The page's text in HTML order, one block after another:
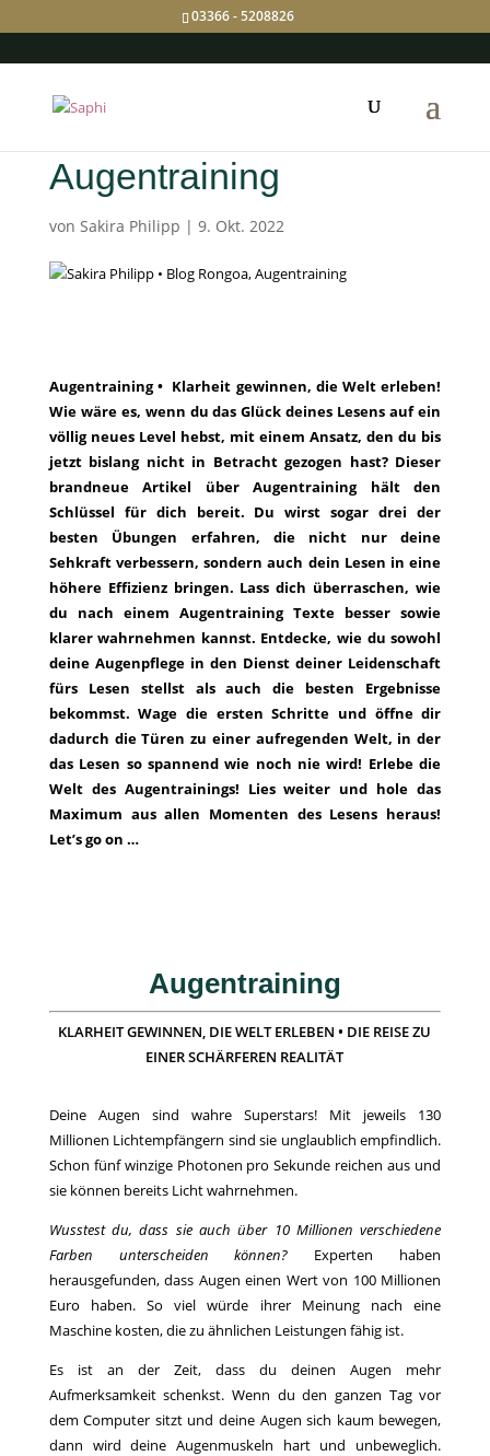
03366 - 5208826
Augentraining
von Sakira Philipp | 9. Okt. 2022
Augentraining • Klarheit gewinnen, die Welt erleben!
Wie wäre es, wenn du das Glück deines Lesens auf ein
völlig neues Level hebst, mit einem Ansatz, den du bis
jetzt bislang nicht in Betracht gezogen hast? Dieser
brandneue Artikel über Augentraining hält den
Schlüssel für dich bereit. Du wirst sogar drei der
besten Übungen erfahren, die nicht nur deine
Sehkraft verbessern, sondern auch dein Lesen in eine
höhere Effizienz bringen. Lass dich überraschen, wie
du nach einem Augentraining Texte besser sowie
klarer wahrnehmen kannst. Entdecke, wie du sowohl
deine Augenpflege in den Dienst deiner Leidenschaft
fürs Lesen stellst als auch die besten Ergebnisse
bekommst. Wage die ersten Schritte und öffne dir
dadurch die Türen zu einer aufregenden Welt, in der
das Lesen so spannend wie noch nie wird! Erlebe die
Welt des Augentrainings! Lies weiter und hole das
Maximum aus allen Momenten des Lesens heraus!
Let’s go on …
Augentraining
KLARHEIT GEWINNEN, DIE WELT ERLEBEN • DIE REISE ZU
EINER SCHÄRFEREN REALITÄT
Deine Augen sind wahre Superstars! Mit jeweils 130
Millionen Lichtempfängern sind sie unglaublich empfindlich.
Schon fünf winzige Photonen pro Sekunde reichen aus und
sie können bereits Licht wahrnehmen.
Wusstest du, dass sie auch über 10 Millionen verschiedene
Farben unterscheiden können? Experten haben
herausgefunden, dass Augen einen Wert von 100 Millionen
Euro haben. So viel würde ihrer Meinung nach eine
Maschine kosten, die zu ähnlichen Leistungen fähig ist.
Es ist an der Zeit, dass du deinen Augen mehr
Aufmerksamkeit schenkst. Wenn du den ganzen Tag vor
dem Computer sitzt und deine Augen sich kaum bewegen,
dann wird deine Augenmuskeln hart und unbeweglich.